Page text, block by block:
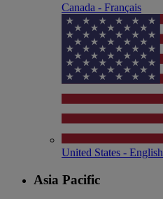
Canada - Français
United States - English
Asia Pacific